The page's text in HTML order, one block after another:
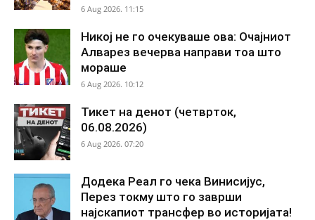
6 Aug 2026. 11:15
Никој не го очекуваше ова: Очајниот
Алварез вечерва направи тоа што
мораше
6 Aug 2026. 10:12
Тикет на денот (четврток,
06.08.2026)
6 Aug 2026. 07:20
Додека Реал го чека Винисијус,
Перез токму што го заврши
најскапиот трансфер во историјата!